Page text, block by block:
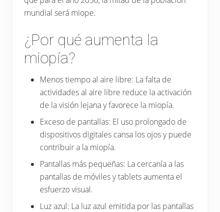
mundial será miope.
¿Por qué aumenta la
miopía?
Menos tiempo al aire libre: La falta de
actividades al aire libre reduce la activación
de la visión lejana y favorece la miopía.
Exceso de pantallas: El uso prolongado de
dispositivos digitales cansa los ojos y puede
contribuir a la miopía.
Pantallas más pequeñas: La cercanía a las
pantallas de móviles y tablets aumenta el
esfuerzo visual.
Luz azul: La luz azul emitida por las pantallas